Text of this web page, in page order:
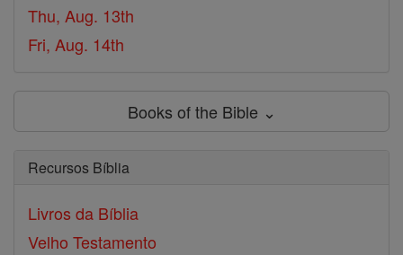
Thu, Aug. 13th
Fri, Aug. 14th
Books of the Bible ⌄
Recursos Bíblia
Livros da Bíblia
Velho Testamento